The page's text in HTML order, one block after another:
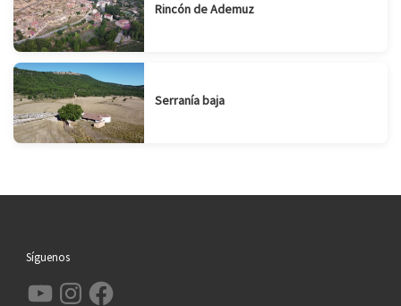
Rincón de Ademuz
Serranía baja
Síguenos
YouTube InstagramFacebook